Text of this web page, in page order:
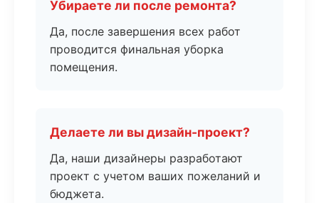
Убираете ли после ремонта?
Да, после завершения всех работ
проводится финальная уборка
помещения.
Делаете ли вы дизайн-проект?
Да, наши дизайнеры разработают
проект с учетом ваших пожеланий и
бюджета.